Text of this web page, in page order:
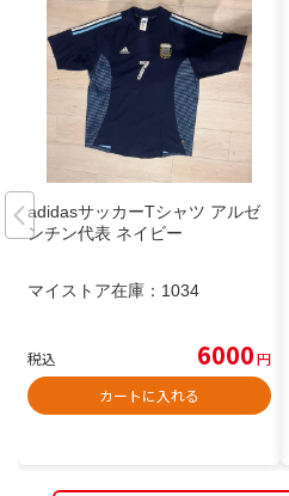
adidasサッカーTシャツ アルゼ
ンチン代表 ネイビー
マイストア在庫： 1034
税込 6000円
カートに入れる